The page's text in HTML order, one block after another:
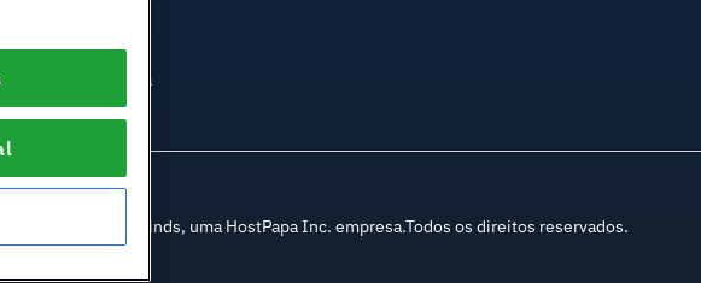
de Objetos
de aplicativos da
© 2010-2026 Hostwinds, uma HostPapa Inc. empresa.Todos os direitos reservados.